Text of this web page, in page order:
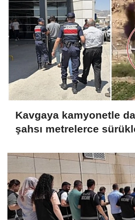
Kavgaya kamyonetle
şahsı metrelerce